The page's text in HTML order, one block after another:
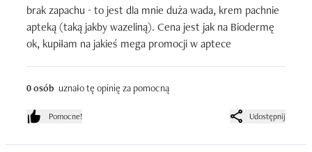
brak zapachu - to jest dla mnie duża wada, krem pachnie
apteką (taką jakby wazeliną). Cena jest jak na Biodermę
ok, kupiłam na jakieś mega promocji w aptece
0 osób uznało tę opinię za pomocną
Pomocne! Udostępnij